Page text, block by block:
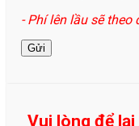
- Phí lên lầu sẽ
Vui lòng để